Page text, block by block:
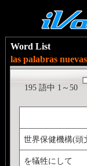
Word List
las palabras
195 語中 1～50
世界保健機構(頭
を犠牲にして